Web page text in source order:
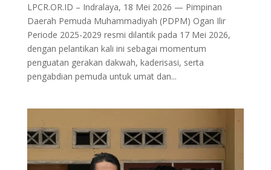
LPCR.OR.ID – Indralaya, 18 Mei 2026 — Pimpinan
Daerah Pemuda Muhammadiyah (PDPM) Ogan Ilir
Periode 2025-2029 resmi dilantik pada 17 Mei 2026,
dengan pelantikan kali ini sebagai momentum
penguatan gerakan dakwah, kaderisasi, serta
pengabdian pemuda untuk umat dan...